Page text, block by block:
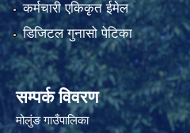
कर्मचारी एकिकृत ईमेल
डिजिटल गुनासो पेटिका
सम्पर्क विवरण
मोलुंङ गाउँपालिका